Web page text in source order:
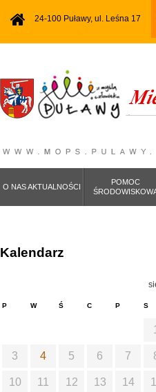
24-100 Puławy, ul. Leśna 17
O NAS AKTUALNOŚCI
POMOC
Kalendarz
P W Ś C P S
3 4 5 6 7
10 11 12 13 14